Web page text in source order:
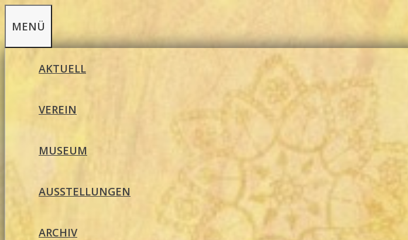
Inhalt
springen
MENÜ
AKTUELL
VEREIN
MUSEUM
AUSSTELLUNGEN
ARCHIV